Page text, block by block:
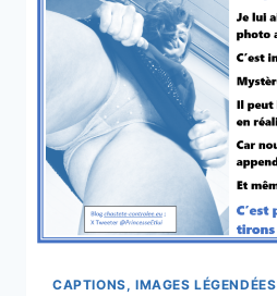
CAPTIONS, IMAGES LÉGENDÉES